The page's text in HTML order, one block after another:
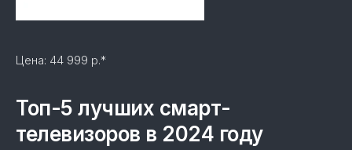
Цена: 44 999 р.*
Топ-5 лучших смарт-
телевизоров в 2024 году